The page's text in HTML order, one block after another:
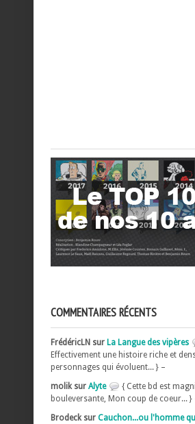
COMMENTAIRES RÉCENTS
FrédéricLN sur La Langue des vipères
Effectivement une histoire riche et
personnages qui évoluent... } –
molik sur Alyte
{ Cette bd est
bouleversante, Mon coup de coeur... }
Brodeck sur Cauchon...ou l'homme